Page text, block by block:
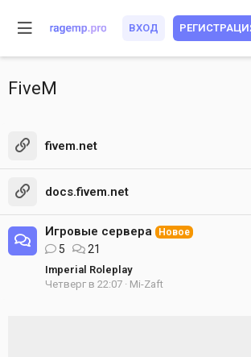
ВХОД
FiveM
fivem.net
docs.fivem.net
Игровые сервера Новое
5 21
Imperial Roleplay
Четверг в 22:07
Mi-Zaft